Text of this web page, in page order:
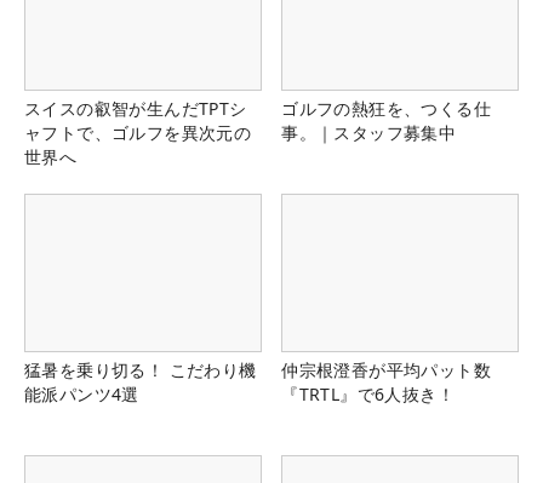
スイスの叡智が生んだTPTシ
ャフトで、ゴルフを異次元の
世界へ
ゴルフの熱狂を、つくる仕
事。｜スタッフ募集中
猛暑を乗り切る！ こだわり機
能派パンツ4選
仲宗根澄香が平均パット数
『TRTL』で6人抜き！